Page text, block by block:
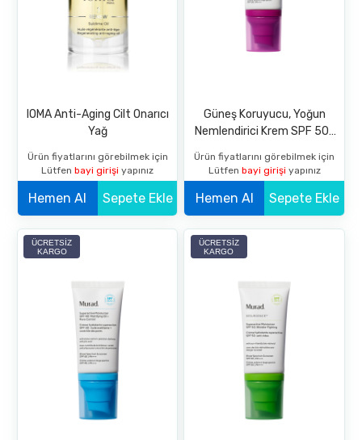
IOMA Anti-Aging Cilt Onarıcı
Yağ
Ürün fiyatlarını görebilmek için
Lütfenbayi girişiyapınız
Hemen Al Sepete Ekle
Güneş Koruyucu, Yoğun
Nemlendirici Krem SPF 50-
Moisturizer: Hydrating
Ürün fiyatlarını görebilmek için
Lütfen bayi girişi yapınız
Hemen Al Sepete Ekle
ÜCRETSIZ
KARGO
ÜCRETSIZ
KARGO